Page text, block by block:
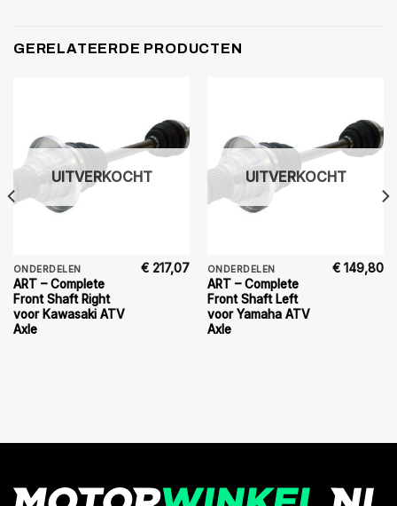
GERELATEERDE PRODUCTEN
UITVERKOCHT
ONDERDELEN
ART – Complete
Front Shaft Right
voor Kawasaki ATV
Axle
€ 217,07
UITVERKOCHT
ONDERDELEN
ART – Complete
Front Shaft Left
voor Yamaha ATV
Axle
€ 149,80